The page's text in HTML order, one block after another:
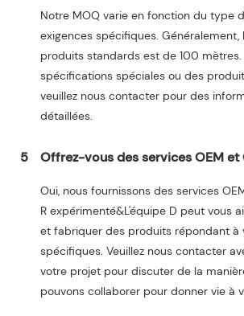
Notre MOQ varie en fonction du type
exigences spécifiques. Généralement,
produits standards est de 100 mètres.
spécifications spéciales ou des
veuillez nous contacter pour des
détaillées.
5 Offrez-vous des services OEM et
Oui, nous fournissons des services
R expérimenté&L'équipe D peut vous
et fabriquer des produits répondant à
spécifiques. Veuillez nous contacter
votre projet pour discuter de la
pouvons collaborer pour donner vie à